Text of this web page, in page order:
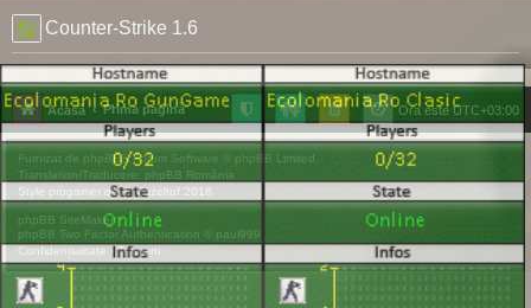
Counter-Strike 1.6
Acasă Prima pagină Ora este UTC+03:00
Furnizat de phpBB® Forum Software © phpBB Limited
Translation/Traducere: phpBB România
Style progamer de ©Mazeltof 2018
phpBB SiteMaker
phpBB Two Factor Authentication © paul999
Confidențialitate |Termeni